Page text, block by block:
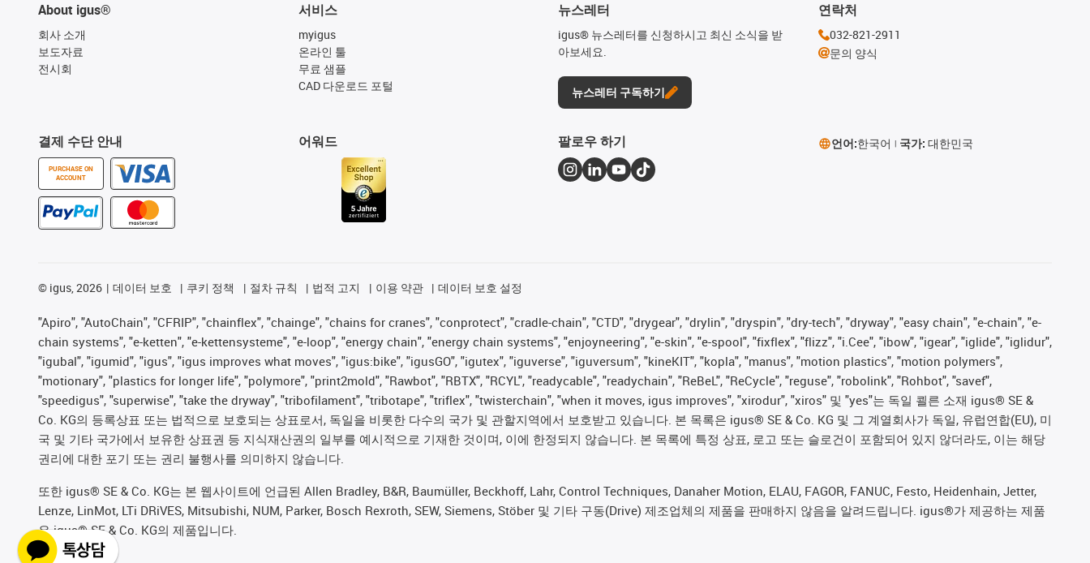
About igus®
회사 소개
보도자료
전시회
결제 수단 안내
PURCHASE ON
ACCOUNT
서비스
myigus
온라인 툴
무료 샘플
CAD 다운로드 포털
어워드
뉴스레터
igus® 뉴스레터를 신청하시고 최신 소식을 받
아보세요.
뉴스레터 구독하기
연락처
032-821-2911
문의 양식
팔로우 하기 언어:한국어 국가: 대한민국
© igus, 2026 데이터 보호 쿠키 정책 절차 규칙 법적 고지 이용 약관 데이터 보호 설정
"Apiro", "AutoChain", "CFRIP", "chainflex", "chainge", "chains for cranes", "conprotect", "cradle-chain", "CTD", "drygear", "drylin", "dryspin", "dry-tech", "dryway", "easy chain", "e-chain", "e-
chain systems", "e-ketten", "e-kettensysteme", "e-loop", "energy chain", "energy chain systems", "enjoyneering", "e-skin", "e-spool", "fixflex", "flizz", "i.Cee", "ibow", "igear", "iglide", "iglidur",
"igubal", "igumid", "igus", "igus improves what moves", "igus:bike", "igusGO", "igutex", "iguverse", "iguversum", "kineKIT", "kopla", "manus", "motion plastics", "motion polymers",
"motionary", "plastics for longer life", "polymore", "print2mold", "Rawbot", "RBTX", "RCYL", "readycable", "readychain", "ReBeL", "ReCycle", "reguse", "robolink", "Rohbot", "savef",
"speedigus", "superwise", "take the dryway", "tribofilament", "tribotape", "triflex", "twisterchain", "when it moves, igus improves", "xirodur", "xiros" 및 "yes"는 독일 쾰른 소재 igus® SE &
Co. KG의 등록상표 또는 법적으로 보호되는 상표로서, 독일을 비롯한 다수의 국가 및 관할지역에서 보호받고 있습니다. 본 목록은 igus® SE & Co. KG 및 그 계열회사가 독일, 유럽연합(EU), 미
국 및 기타 국가에서 보유한 상표권 등 지식재산권의 일부를 예시적으로 기재한 것이며, 이에 한정되지 않습니다. 본 목록에 특정 상표, 로고 또는 슬로건이 포함되어 있지 않더라도, 이는 해당
권리에 대한 포기 또는 권리 불행사를 의미하지 않습니다.
또한 igus® SE & Co. KG는 본 웹사이트에 언급된 Allen Bradley, B&R, Baumüller, Beckhoff, Lahr, Control Techniques, Danaher Motion, ELAU, FAGOR, FANUC, Festo, Heidenhain, Jetter,
Lenze, LinMot, LTi DRiVES, Mitsubishi, NUM, Parker, Bosch Rexroth, SEW, Siemens, Stöber 및 기타 구동(Drive) 제조업체의 제품을 판매하지 않음을 알려드립니다. igus®가 제공하는 제품
은 igus® SE & Co. KG의 제품입니다.